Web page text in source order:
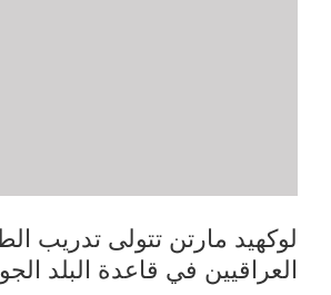
لوكهيد مارتن تتولى تدريب
العراقيين في قاعدة البلد